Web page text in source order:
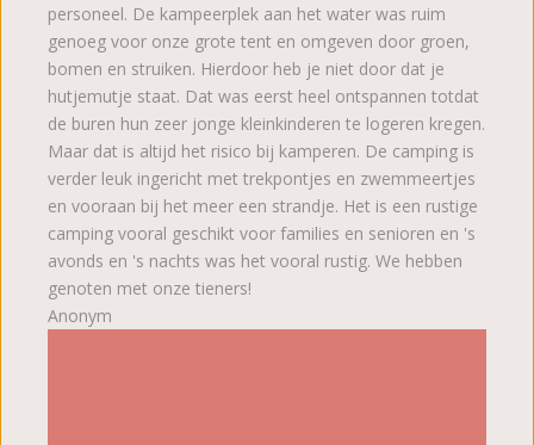
personeel. De kampeerplek aan het water was ruim
genoeg voor onze grote tent en omgeven door groen,
bomen en struiken. Hierdoor heb je niet door dat je
hutjemutje staat. Dat was eerst heel ontspannen totdat
de buren hun zeer jonge kleinkinderen te logeren kregen.
Maar dat is altijd het risico bij kamperen. De camping is
verder leuk ingericht met trekpontjes en zwemmeertjes
en vooraan bij het meer een strandje. Het is een rustige
camping vooral geschikt voor families en senioren en 's
avonds en 's nachts was het vooral rustig. We hebben
genoten met onze tieners!
Anonym